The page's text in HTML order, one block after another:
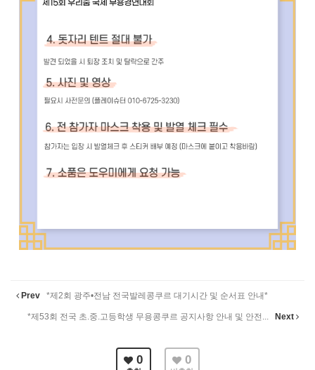
Prev *제2회 광주•전남 전국발레콩쿠르 대기시간 및 순서표 안내*
*제53회 전국 초.중.고등학생 무용콩쿠르 공지사항 안내 및 안전... Next
0 0